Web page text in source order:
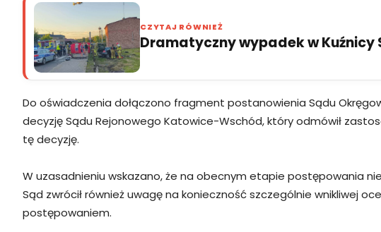
CZYTAJ RÓWNIEŻ
Dramatyczny wypadek w Kuźnicy
Do oświadczenia dołączono fragment postanowienia Sądu
decyzję Sądu Rejonowego Katowice-Wschód, który odmówił
tę decyzję.
W uzasadnieniu wskazano, że na obecnym etapie postępowania
Sąd zwrócił również uwagę na konieczność szczególnie wnikliwej
postępowaniem.